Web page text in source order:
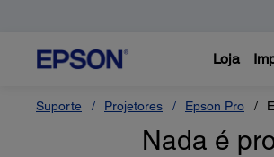
Loja
Suporte Projetores Epson Pro
Nada é